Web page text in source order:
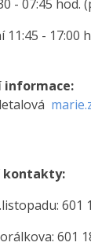
- 07:45 hod.
11:45 - 17:00
informace:
kontakty:
601
601